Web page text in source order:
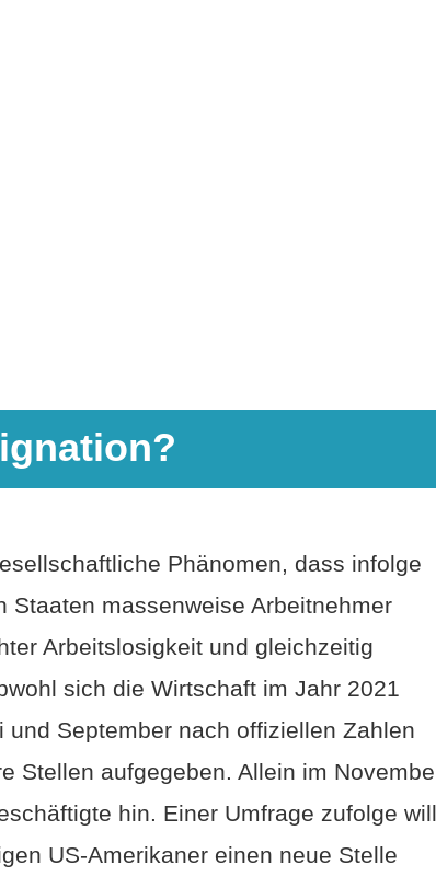
Phänomen, dass infolge
Staaten massenweise Arbeitnehmer
Arbeitslosigkeit und gleichzeitig
sich die Wirtschaft im Jahr 2021
September nach offiziellen Zahlen
Stellen aufgegeben. Allein im
hin. Einer Umfrage zufolge will
US-Amerikaner einen neue Stelle